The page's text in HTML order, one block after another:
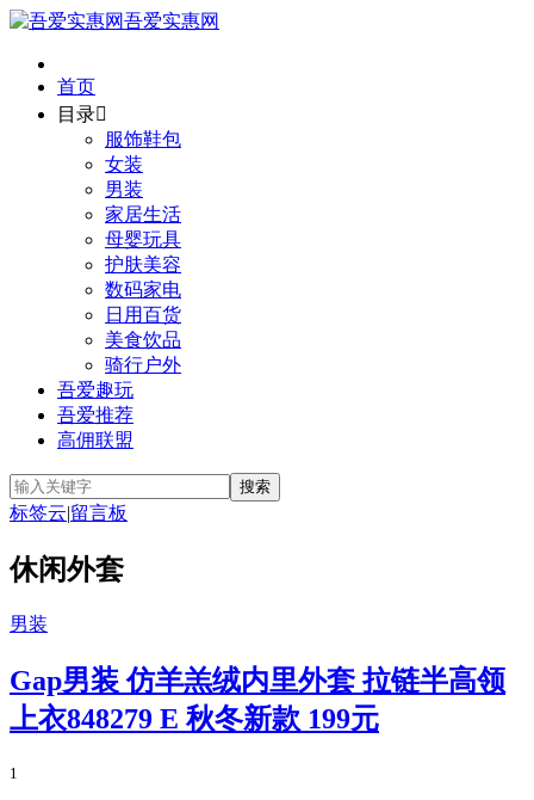
吾爱实惠网
首页
目录
服饰鞋包
女装
男装
家居生活
母婴玩具
护肤美容
数码家电
日用百货
美食饮品
骑行户外
吾爱趣玩
吾爱推荐
高佣联盟
标签云|留言板
休闲外套
男装
Gap男装 仿羊羔绒内里外套 拉链半高领
上衣848279 E 秋冬新款 199元
1